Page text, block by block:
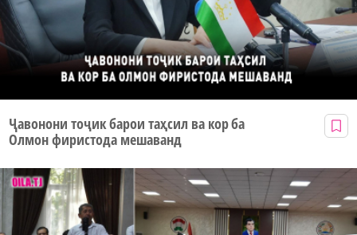
Ҷавонони тоҷик барои таҳсил ва кор ба
Олмон фиристода мешаванд